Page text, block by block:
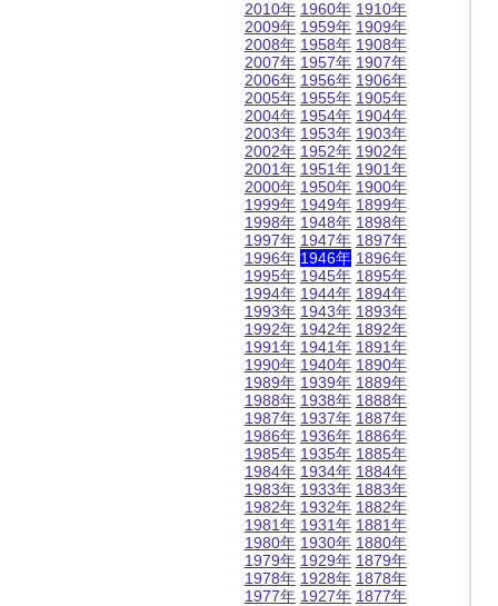
2010年
2009年
2008年
2007年
2006年
2005年
2004年
2003年
2002年
2001年
2000年
1999年
1998年
1997年
1996年
1995年
1994年
1993年
1992年
1991年
1990年
1989年
1988年
1987年
1986年
1985年
1984年
1983年
1982年
1981年
1980年
1979年
1978年
1977年
1960年
1959年
1958年
1957年
1956年
1955年
1954年
1953年
1952年
1951年
1950年
1949年
1948年
1947年
1946年
1945年
1944年
1943年
1942年
1941年
1940年
1939年
1938年
1937年
1936年
1935年
1934年
1933年
1932年
1931年
1930年
1929年
1928年
1927年
1910年
1909年
1908年
1907年
1906年
1905年
1904年
1903年
1902年
1901年
1900年
1899年
1898年
1897年
1896年
1895年
1894年
1893年
1892年
1891年
1890年
1889年
1888年
1887年
1886年
1885年
1884年
1883年
1882年
1881年
1880年
1879年
1878年
1877年